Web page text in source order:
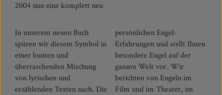
2004 nun eine komplett neu
In unserem neuen Buch
spüren wir diesem Symbol in
einer bunten und
überraschenden Mischung
von lyrischen und
erzählenden Texten nach. Die
persönlichen Engel-
Erfahrungen und stellt Ihnen
besondere Engel auf der
ganzen Welt vor. Wir
berichten von Engeln im
Film und im Theater, im